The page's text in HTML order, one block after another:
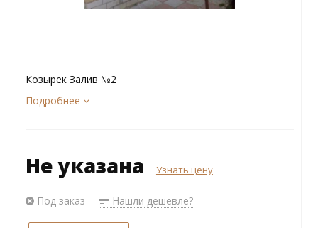
Козырек Залив №2
Подробнее
Не указана Узнать цену
Под заказ Нашли дешевле?